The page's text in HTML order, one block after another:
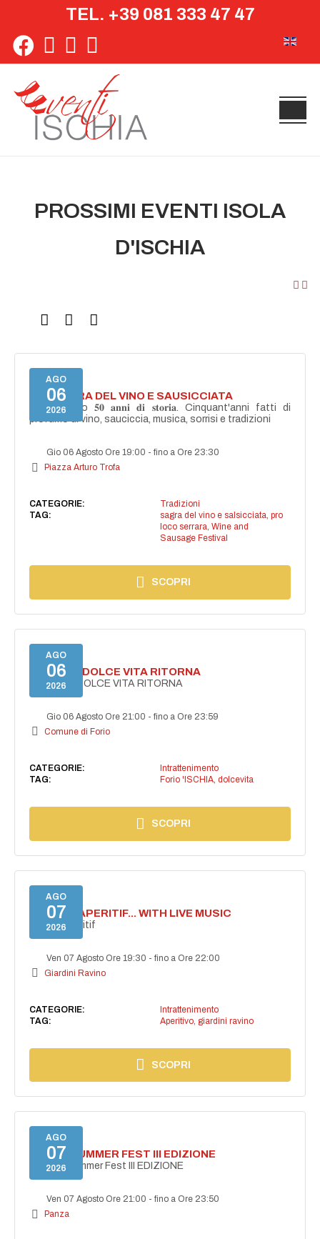
TEL. +39 081 333 47 47
PROSSIMI EVENTI ISOLA
D'ISCHIA
AGO
06
2026
46^ SAGRA DEL VINO E SAUSICCIATA
Celebreremo 𝟓𝟎 𝐚𝐧𝐧𝐢 𝐝𝐢 𝐬𝐭𝐨𝐫𝐢𝐚. Cinquant'anni fatti di
profumo di vino, sauciccia, musica, sorrisi e tradizioni
Gio 06 Agosto Ore 19:00 -fino a Ore 23:30
Piazza Arturo Trofa
CATEGORIE:
Tradizioni
TAG:
sagra del vino e salsicciata, pro
loco serrara, Wine and
Sausage Festival
SCOPRI
AGO
06
2026
FORIO LA DOLCE VITA RITORNA
FORIO LA DOLCE VITA RITORNA
Gio 06 Agosto Ore 21:00 -fino a Ore 23:59
Comune di Forio
CATEGORIE:
Intrattenimento
TAG:
Forio 'ISCHIA, dolcevita
SCOPRI
AGO
07
2026
SECRET APERITIF... WITH LIVE MUSIC
Secret aperitif
Ven 07 Agosto Ore 19:30 -fino a Ore 22:00
Giardini Ravino
CATEGORIE:
Intrattenimento
TAG:
Aperitivo, giardini ravino
SCOPRI
AGO
07
2026
PANZA SUMMER FEST III EDIZIONE
PANZA Summer Fest III EDIZIONE
Ven 07 Agosto Ore 21:00 -fino a Ore 23:50
Panza